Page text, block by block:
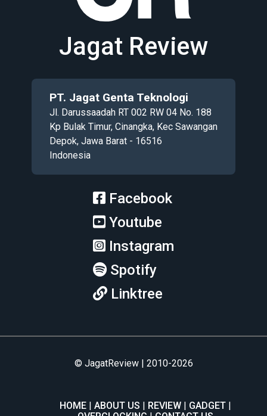
Jagat Review
PT. Jagat Genta Teknologi
Jl. Darussaadah RT 002 RW 04 No. 188
Kp Bulak Timur, Cinangka, Kec Sawangan
Depok, Jawa Barat - 16516
Indonesia
Facebook
Youtube
Instagram
Spotify
Linktree
© JagatReview | 2010-2026
HOME ABOUT US REVIEW
GADGET